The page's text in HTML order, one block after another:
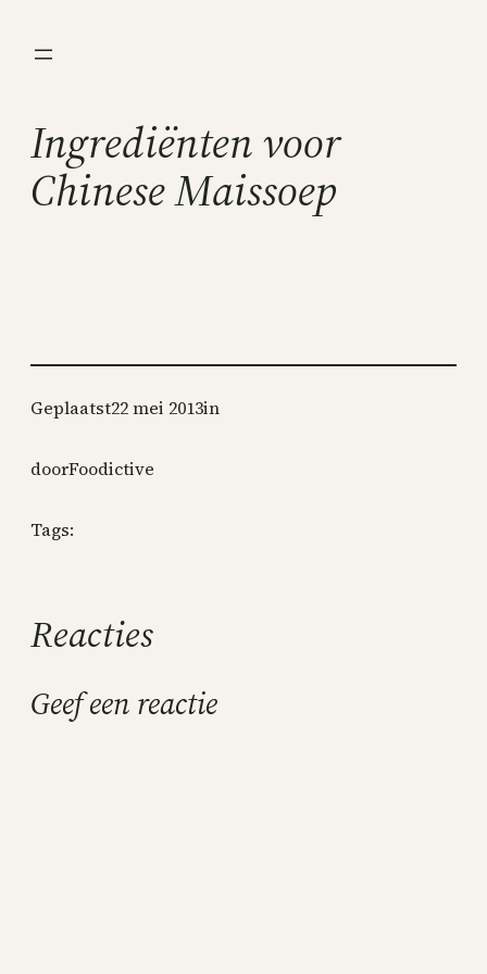
naar
Ingrediënten voor
Chinese Maissoep
Geplaatst22 mei 2013in
doorFoodictive
Tags:
Reacties
Geef een reactie